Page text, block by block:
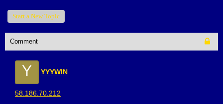
Start a New Topic
Comment
Y YYYWIN
58.186.70.212